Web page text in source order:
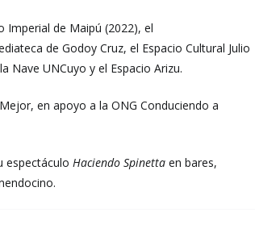
Imperial de Maipú (2022), el
de Godoy Cruz, el Espacio Cultural Julio
Nave UNCuyo y el Espacio Arizu.
en apoyo a la ONG Conduciendo a
espectáculo Haciendo Spinetta en bares,